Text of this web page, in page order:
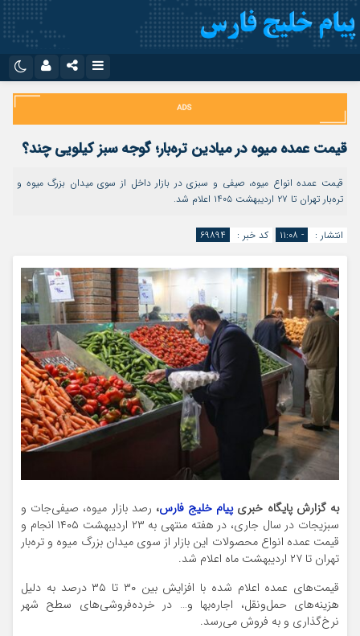
اینستاگرام
تلگرام
سروش
ایتا
اپلیکیشن
نام کاربری یا نشانی ایمیل
رمز عبور
قیمت عمده میوه در میادین تره‌بار؛ گوجه سبز کیلویی چند؟
قیمت عمده انواع میوه، صیفی و سبزی در بازار داخل از سوی میدان بزرگ میوه و
تره‌بار تهران تا ۲۷ اردیبهشت ۱۴۰۵ اعلام شد.
انتشار : - ۱۱:۰۸ کد خبر : ۶۹۸۹۴
به گزارش پایگاه خبریپیام خلیج فارس، رصد بازار میوه، صیفی‌جات و
سبزیجات در سال جاری، در هفته منتهی به ۲۳ اردیبهشت ۱۴۰۵ انجام و
قیمت عمده انواع محصولات این بازار از سوی میدان بزرگ میوه و تره‌بار
تهران تا ۲۷ اردیبهشت ماه اعلام شد.
قیمت‌های عمده اعلام شده با افزایش بین ۳۰ تا ۳۵ درصد به دلیل
هزینه‌های حمل‌ونقل، اجاره‌بها و… در خرده‌فروشی‌های سطح شهر
نرخ‌گذاری و به فروش می‌رسد.